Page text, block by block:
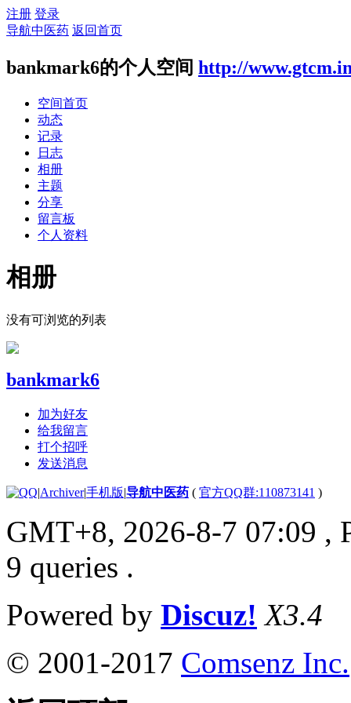
注册 登录
导航中医药 返回首页
bankmark6的个人空间 http://
空间首页
动态
记录
日志
相册
主题
分享
留言板
个人资料
相册
没有可浏览的列表
bankmark6
加为好友
给我留言
打个招呼
发送消息
|Archiver|手机版|导航中医药 ( 官方QQ群:110873141 )
GMT+8, 2026-8-7 07:09 ,
9 queries .
Powered by Discuz! X3.4
© 2001-2017 Comsenz Inc.